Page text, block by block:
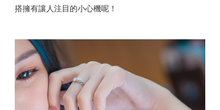
搭擁有讓人注目的小心機呢！